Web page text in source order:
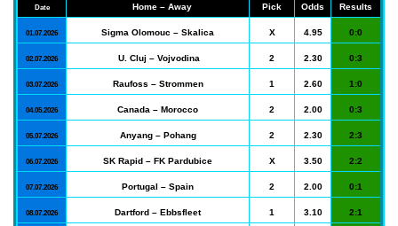
Date Home – Away Pick Odds Results
01.07.2026 Sigma Olomouc – Skalica X 4.95 0:0
02.07.2026 U. Cluj – Vojvodina 2 2.30 0:3
03.07.2026 Raufoss – Strommen 1 2.60 1:0
04.05.2026 Canada – Morocco 2 2.00 0:3
05.07.2026 Anyang – Pohang 2 2.30 2:3
06.07.2026 SK Rapid – FK Pardubice X 3.50 2:2
07.07.2026 Portugal – Spain 2 2.00 0:1
08.07.2026 Dartford – Ebbsfleet 1 3.10 2:1